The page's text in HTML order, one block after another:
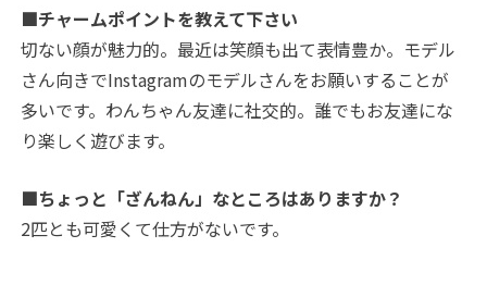
■チャームポイントを教えて下さい
切ない顔が魅力的。最近は笑顔も出て表情豊か。モデル
さん向きでInstagramのモデルさんをお願いすることが
多いです。わんちゃん友達に社交的。誰でもお友達にな
り楽しく遊びます。
■ちょっと「ざんねん」なところはありますか？
2匹とも可愛くて仕方がないです。